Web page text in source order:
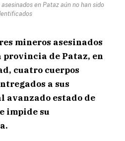
en Pataz aún no han sido
mineros asesinados
provincia de Pataz, en
cuatro cuerpos
a sus
avanzado estado de
impide su